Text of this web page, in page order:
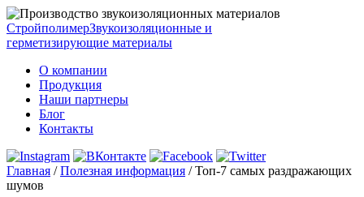
СтройполимерЗвукоизоляционные и
герметизирующие материалы
О компании
Продукция
Наши партнеры
Блог
Контакты
Главная /Полезная информация /Топ-7 самых раздражающих
шумов